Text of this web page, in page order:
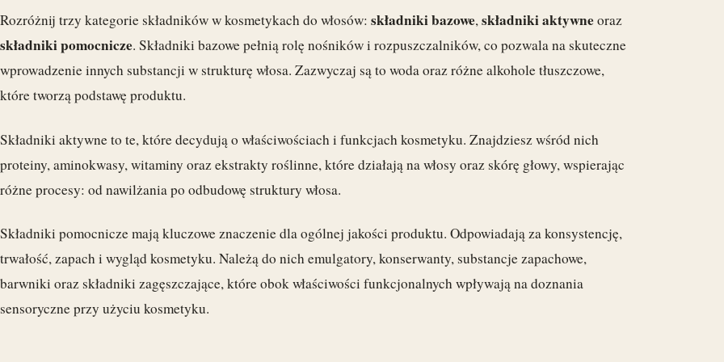
Rozróżnij trzy kategorie składników w kosmetykach do włosów: składniki bazowe,składniki aktywneoraz
składniki pomocnicze. Składniki bazowe pełnią rolę nośników i rozpuszczalników, co pozwala na skuteczne
wprowadzenie innych substancji w strukturę włosa. Zazwyczaj są to woda oraz różne alkohole tłuszczowe,
które tworzą podstawę produktu.
Składniki aktywne to te, które decydują o właściwościach i funkcjach kosmetyku. Znajdziesz wśród nich
proteiny, aminokwasy, witaminy oraz ekstrakty roślinne, które działają na włosy oraz skórę głowy, wspierając
różne procesy: od nawilżania po odbudowę struktury włosa.
Składniki pomocnicze mają kluczowe znaczenie dla ogólnej jakości produktu. Odpowiadają za konsystencję,
trwałość, zapach i wygląd kosmetyku. Należą do nich emulgatory, konserwanty, substancje zapachowe,
barwniki oraz składniki zagęszczające, które obok właściwości funkcjonalnych wpływają na doznania
sensoryczne przy użyciu kosmetyku.